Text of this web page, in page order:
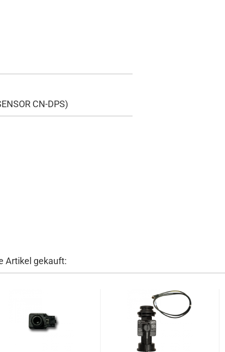
CN-DPS)
Artikel gekauft: